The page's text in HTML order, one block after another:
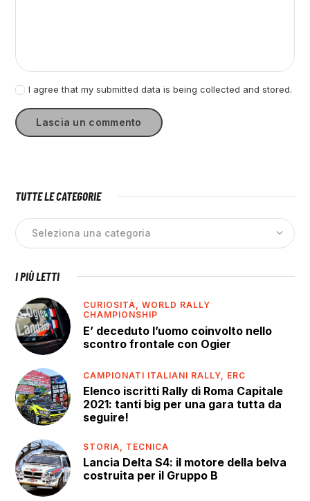
I agree that my submitted data is being collected and stored.
TUTTE LE CATEGORIE
I PIÙ LETTI
CURIOSITÀ,WORLD RALLY
CHAMPIONSHIP
E’ deceduto l’uomo coinvolto nello
scontro frontale con Ogier
CAMPIONATI ITALIANI RALLY, ERC
Elenco iscritti Rally di Roma Capitale
2021: tanti big per una gara tutta da
seguire!
STORIA, TECNICA
Lancia Delta S4: il motore della belva
costruita per il Gruppo B